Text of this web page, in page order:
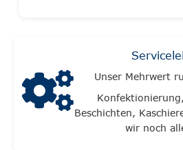
Unser Mehrwert
Beschichten,
wir noch